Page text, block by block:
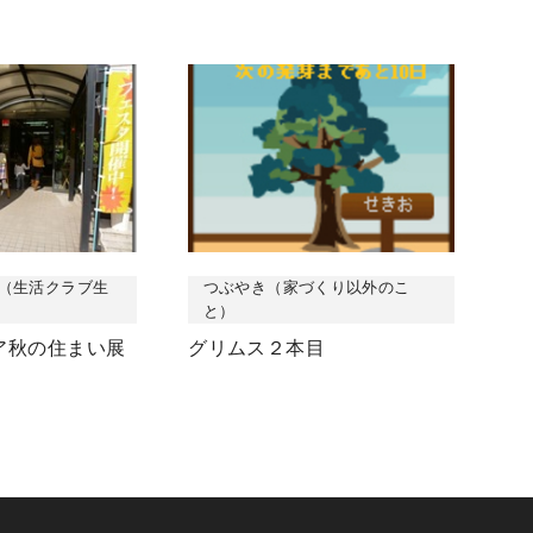
生活クラブ生
秋の住まい展
つぶやき（家づくり以外のこ
と）
グリムス２本目